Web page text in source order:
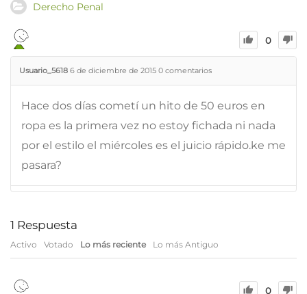
Derecho Penal
0
Usuario_5618 6 de diciembre de 2015 0 comentarios
Hace dos días cometí un hito de 50 euros en
ropa es la primera vez no estoy fichada ni nada
por el estilo el miércoles es el juicio rápido.ke me
pasara?
1 Respuesta
Activo Votado Lo más reciente Lo más Antiguo
0